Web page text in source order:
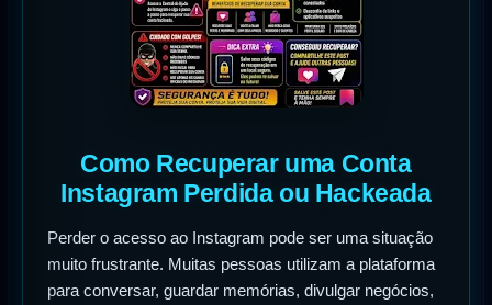
Como Recuperar uma Conta
Instagram Perdida ou Hackeada
Perder o acesso ao Instagram pode ser uma situação
muito frustrante. Muitas pessoas utilizam a plataforma
para conversar, guardar memórias, divulgar negócios,